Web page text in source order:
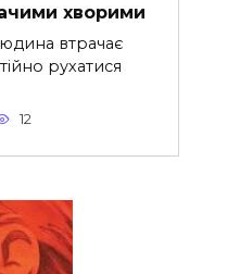
хворими
втрачає
рухатися
12